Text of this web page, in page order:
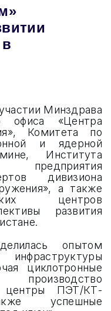
Минздрава
офиса «Центра
Комитета по
и ядерной
Института
дивизиона
а также
центров
развития
опытом
циклотронные
центры ПЭТ/КТ-
успешные